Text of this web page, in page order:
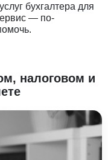
бухгалтера для
— по-
налоговом и